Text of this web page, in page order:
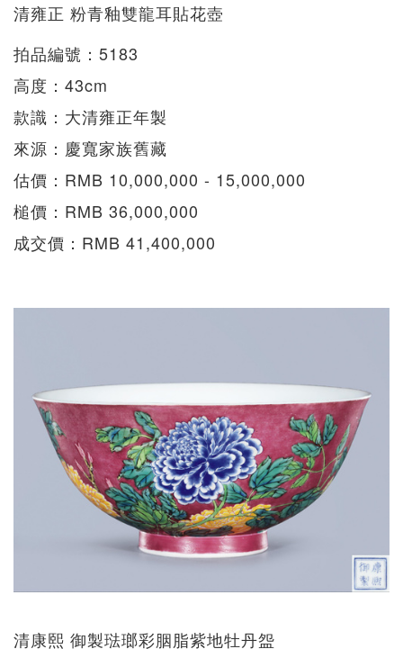
清雍正 粉青釉雙龍耳貼花壺
拍品編號：5183
高度：43cm
款識：大清雍正年製
來源：慶寬家族舊藏
估價：RMB 10,000,000 - 15,000,000
槌價：RMB 36,000,000
成交價：RMB 41,400,000
清康熙 御製琺瑯彩胭脂紫地牡丹盌